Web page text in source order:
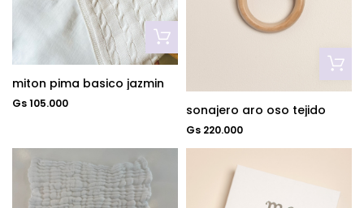
miton pima basico jazmin
Gs 105.000 sonajero aro oso tejido
Gs 220.000